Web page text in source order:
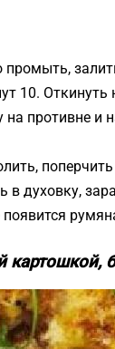
10. Откинуть
на противне и
в духовку,
картошкой,